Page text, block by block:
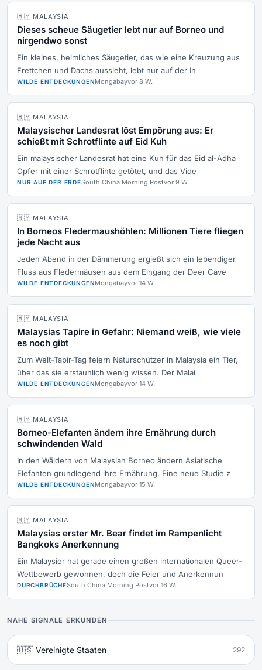
🇲🇾 MALAYSIA
Dieses scheue Säugetier lebt nur auf Borneo und
nirgendwo sonst
Ein kleines, heimliches Säugetier, das wie eine Kreuzung aus
Frettchen und Dachs aussieht, lebt nur auf der In
WILDE ENTDECKUNGENMongabayvor 8 W.
🇲🇾 MALAYSIA
Malaysischer Landesrat löst Empörung aus: Er
schießt mit Schrotflinte auf Eid Kuh
Ein malaysischer Landesrat hat eine Kuh für das Eid al-Adha
Opfer mit einer Schrotflinte getötet, und das Vide
NUR AUF DER ERDESouth China Morning Postvor 9 W.
🇲🇾 MALAYSIA
In Borneos Fledermaushöhlen: Millionen Tiere fliegen
jede Nacht aus
Jeden Abend in der Dämmerung ergießt sich ein lebendiger
Fluss aus Fledermäusen aus dem Eingang der Deer Cave
WILDE ENTDECKUNGENMongabayvor 14 W.
🇲🇾 MALAYSIA
Malaysias Tapire in Gefahr: Niemand weiß, wie viele
es noch gibt
Zum Welt-Tapir-Tag feiern Naturschützer in Malaysia ein Tier,
über das sie erstaunlich wenig wissen. Der Malai
WILDE ENTDECKUNGENMongabayvor 14 W.
🇲🇾 MALAYSIA
Borneo-Elefanten ändern ihre Ernährung durch
schwindenden Wald
In den Wäldern von Malaysian Borneo ändern Asiatische
Elefanten grundlegend ihre Ernährung. Eine neue Studie z
WILDE ENTDECKUNGENMongabayvor 15 W.
🇲🇾 MALAYSIA
Malaysias erster Mr. Bear findet im Rampenlicht
Bangkoks Anerkennung
Ein Malaysier hat gerade einen großen internationalen Queer-
Wettbewerb gewonnen, doch die Feier und Anerkennun
DURCHBRÜCHESouth China Morning Postvor 16 W.
NAHE SIGNALE ERKUNDEN
🇺🇸 Vereinigte Staaten 292